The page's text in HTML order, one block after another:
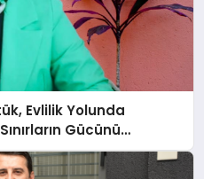
Evlilik Yolunda
Gücünü